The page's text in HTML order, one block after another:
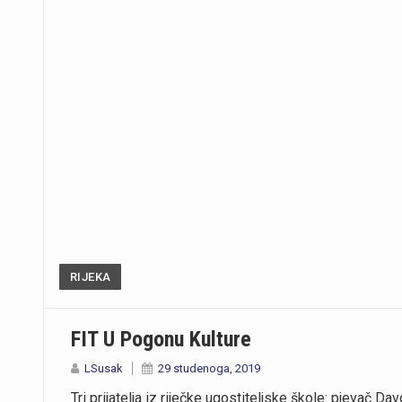
RIJEKA
FIT U Pogonu Kulture
LSusak 29 studenoga, 2019
Tri prijatelja iz riječke ugostiteljske škole: pjevač